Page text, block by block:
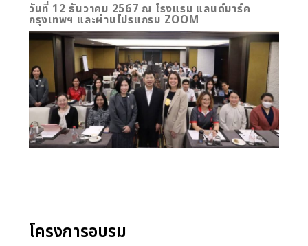
โครงการอบรม
วันที่ 12 ธันวาคม 2567 ณ โรงแรม แลนด์มาร์ค
กรุงเทพฯ และผ่านโปรแกรม ZOOM